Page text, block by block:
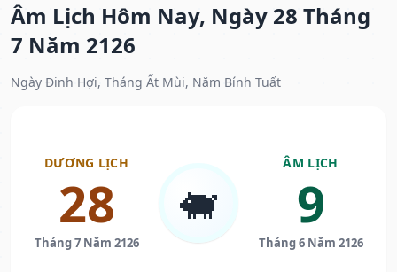
Âm Lịch Hôm Nay, Ngày 28 Tháng
7 Năm 2126
Ngày Đinh Hợi, Tháng Ất Mùi, Năm Bính Tuất
DƯƠNG LỊCH
28
Tháng 7 Năm 2126
🐖
ÂM LỊCH
9
Tháng 6 Năm 2126